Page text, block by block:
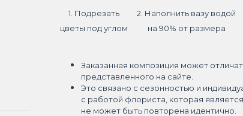
1. Подрезать
цветы под углом
2. Наполнить вазу водой
на 90% от размера
Заказанная композиция может
представленного на сайте.
Это связано с сезонностью и
с работой флориста, которая
не может быть повторена идентично.